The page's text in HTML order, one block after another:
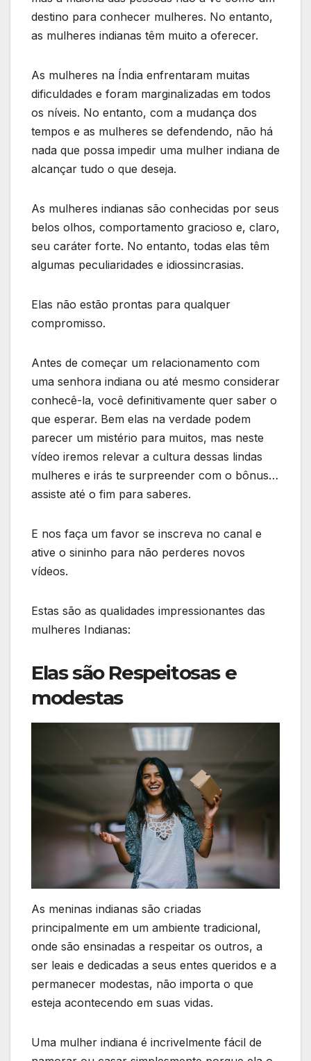
destino para conhecer mulheres. No entanto,
as mulheres indianas têm muito a oferecer.
As mulheres na Índia enfrentaram muitas
dificuldades e foram marginalizadas em todos
os níveis. No entanto, com a mudança dos
tempos e as mulheres se defendendo, não há
nada que possa impedir uma mulher indiana de
alcançar tudo o que deseja.
As mulheres indianas são conhecidas por seus
belos olhos, comportamento gracioso e, claro,
seu caráter forte. No entanto, todas elas têm
algumas peculiaridades e idiossincrasias.
Elas não estão prontas para qualquer
compromisso.
Antes de começar um relacionamento com
uma senhora indiana ou até mesmo considerar
conhecê-la, você definitivamente quer saber o
que esperar. Bem elas na verdade podem
parecer um mistério para muitos, mas neste
vídeo iremos relevar a cultura dessas lindas
mulheres e irás te surpreender com o bônus…
assiste até o fim para saberes.
E nos faça um favor se inscreva no canal e
ative o sininho para não perderes novos
vídeos.
Estas são as qualidades impressionantes das
mulheres Indianas:
Elas são Respeitosas e
modestas
As meninas indianas são criadas
principalmente em um ambiente tradicional,
onde são ensinadas a respeitar os outros, a
ser leais e dedicadas a seus entes queridos e a
permanecer modestas, não importa o que
esteja acontecendo em suas vidas.
Uma mulher indiana é incrivelmente fácil de